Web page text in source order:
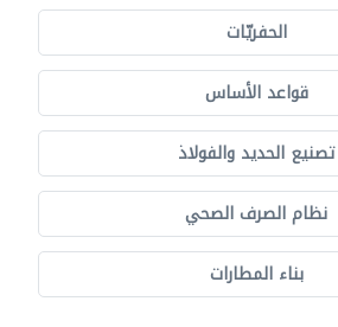
الحفريّات
قواعد الأساس
تصنيع الحديد والفولاذ
نظام الصرف الصحي
بناء المطارات